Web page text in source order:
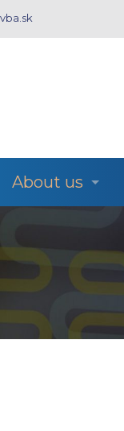
About us